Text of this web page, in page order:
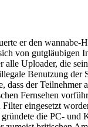
er den
von
Uploader, die
Benutzung
der
Fernsehen
eingesetzt
die PC-